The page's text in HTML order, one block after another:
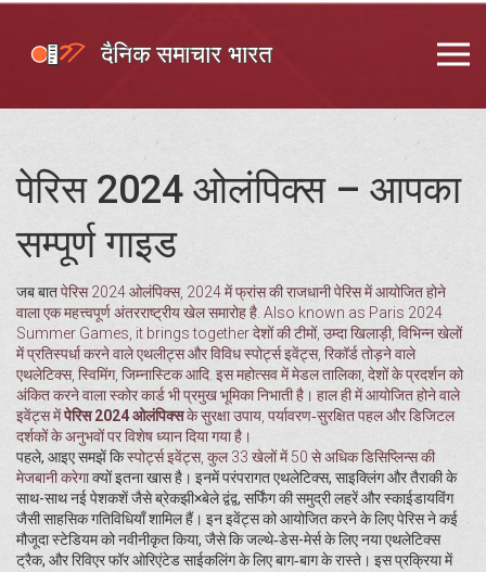
पेरिस 2024 ओलंपिक्स – आपका
सम्पूर्ण गाइड
जब बातपेरिस 2024 ओलंपिक्स, 2024 में फ्रांस की राजधानी पेरिस में आयोजित होने
वाला एक महत्त्वपूर्ण अंतरराष्ट्रीय खेल समारोह है . Also known as Paris 2024
Summer Games , it brings together देशों की टीमों, उम्दाखिलाड़ी, विभिन्न खेलों
में प्रतिस्पर्धा करने वाले एथलीट्सऔर विविधस्पोर्ट्स इवेंट्स, रिकॉर्ड तोड़ने वाले
एथलेटिक्स, स्विमिंग, जिम्नास्टिक आदि . इस महोत्सव मेंमेडल तालिका, देशों के प्रदर्शन को
अंकित करने वाला स्कोर कार्डभी प्रमुख भूमिका निभाती है। हाल ही में आयोजित होने वाले
इवेंट्स मेंपेरिस 2024 ओलंपिक्सके सुरक्षा उपाय, पर्यावरण‑सुरक्षित पहल और डिजिटल
दर्शकों के अनुभवों पर विशेष ध्यान दिया गया है।
पहले, आइए समझें किस्पोर्ट्स इवेंट्स, कुल 33 खेलों में 50 से अधिक डिसिप्लिन्स की
मेजबानी करेगाक्यों इतना खास है। इनमें परंपरागत एथलेटिक्स, साइक्लिंग और तैराकी के
साथ-साथ नई पेशकशें जैसे ब्रेकझी×बेले द्वंद्व, सर्फिंग की समुद्री लहरें और स्काईडायविंग
जैसी साहसिक गतिविधियाँ शामिल हैं। इन इवेंट्स को आयोजित करने के लिए पेरिस ने कई
मौजूदा स्टेडियम को नवीनीकृत किया, जैसे कि जल्थे‑डेस-मेर्स के लिए नया एथलेटिक्स
ट्रैक, और रिविएर फॉर ओरिएंटेड साईकलिंग के लिए बाग‑बाग के रास्ते। इस प्रक्रिया में